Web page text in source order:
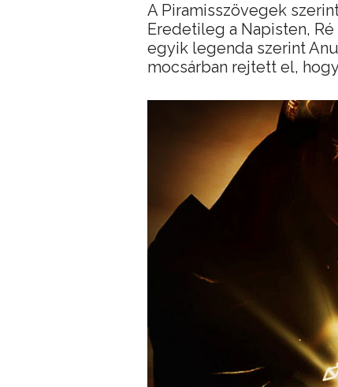
A Piramisszövegek
Eredetileg a Napisten,
egyik legenda szerint
mocsárban rejtett el,